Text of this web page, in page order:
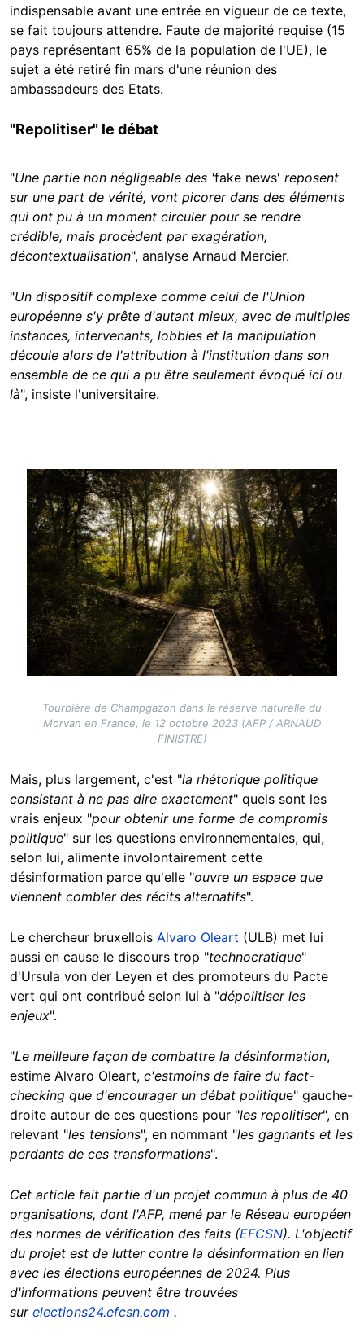
indispensable avant une entrée en vigueur de ce texte,
se fait toujours attendre. Faute de majorité requise (15
pays représentant 65% de la population de l'UE), le
sujet a été retiré fin mars d'une réunion des
ambassadeurs des Etats.
"Repolitiser" le débat
"Une partie non négligeable des 'fake news' reposent
sur une part de vérité, vont picorer dans des éléments
qui ont pu à un moment circuler pour se rendre
crédible, mais procèdent par exagération,
décontextualisation", analyse Arnaud Mercier.
"Un dispositif complexe comme celui de l'Union
européenne s'y prête d'autant mieux, avec de multiples
instances, intervenants, lobbies et la manipulation
découle alors de l'attribution à l'institution dans son
ensemble de ce qui a pu être seulement évoqué ici ou
là", insiste l'universitaire.
Image
Tourbière de Champgazon dans la réserve naturelle du
Morvan en France, le 12 octobre 2023 (AFP / ARNAUD
FINISTRE)
Mais, plus largement, c'est "la rhétorique politique
consistant à ne pas dire exactement" quels sont les
vrais enjeux "pour obtenir une forme de compromis
politique" sur les questions environnementales, qui,
selon lui, alimente involontairement cette
désinformation parce qu'elle "ouvre un espace que
viennent combler des récits alternatifs".
Le chercheur bruxellois Alvaro Oleart (ULB) met lui
aussi en cause le discours trop "technocratique"
d'Ursula von der Leyen et des promoteurs du Pacte
vert qui ont contribué selon lui à "dépolitiser les
enjeux".
"Le meilleure façon de combattre la désinformation,
estime Alvaro Oleart, c'estmoins de faire du fact-
checking que d'encourager un débat politique" gauche-
droite autour de ces questions pour "les repolitiser", en
relevant "les tensions", en nommant "les gagnants et les
perdants de ces transformations".
Cet article fait partie d'un projet commun à plus de 40
organisations, dont l'AFP, mené par le Réseau européen
des normes de vérification des faits (EFCSN). L'objectif
du projet est de lutter contre la désinformation en lien
avec les élections européennes de 2024. Plus
d'informations peuvent être trouvées
sur elections24.efcsn.com .